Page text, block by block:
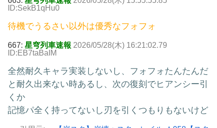
ID:SekB1qHu0
待機でうるさい以外は優秀なフォフォ
667: 星穹列車速報 2026/05/28(木) 16:21:02.79
ID:EB7taBaIM
全然耐久キャラ実装しないし、フォフォたんたんだ
と耐久出来ない時あるし、次の復刻でヒアンシー引
くか
記憶パ全く持ってないし刃を引くつもりもないけど